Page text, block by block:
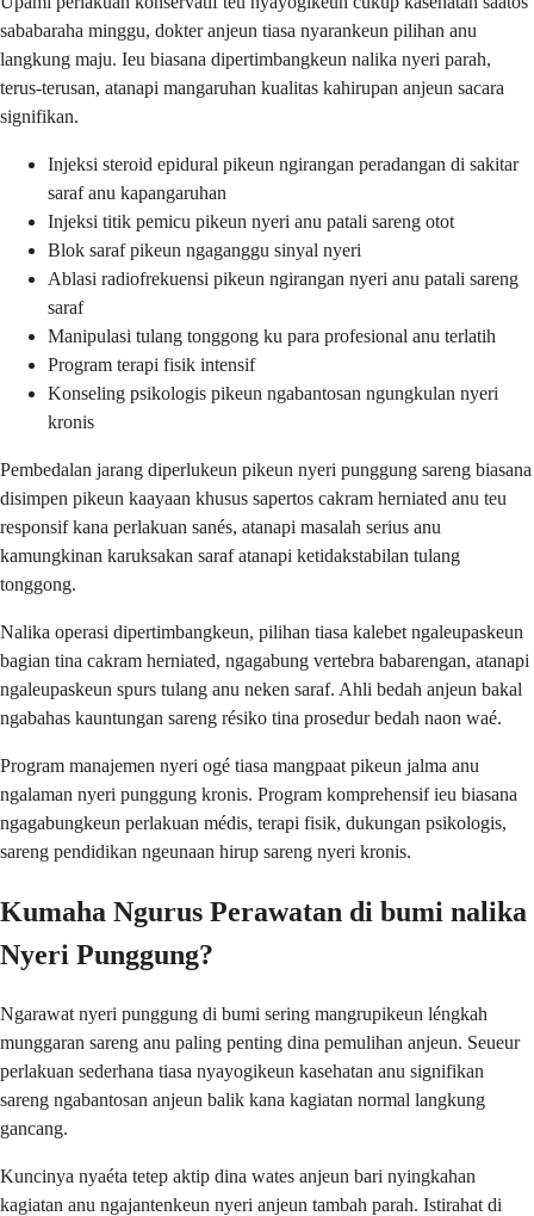
sababaraha minggu, dokter anjeun tiasa nyarankeun pilihan anu
langkung maju. Ieu biasana dipertimbangkeun nalika nyeri parah,
terus-terusan, atanapi mangaruhan kualitas kahirupan anjeun sacara
signifikan.
Injeksi steroid epidural pikeun ngirangan peradangan di sakitar
saraf anu kapangaruhan
Injeksi titik pemicu pikeun nyeri anu patali sareng otot
Blok saraf pikeun ngaganggu sinyal nyeri
Ablasi radiofrekuensi pikeun ngirangan nyeri anu patali sareng
saraf
Manipulasi tulang tonggong ku para profesional anu terlatih
Program terapi fisik intensif
Konseling psikologis pikeun ngabantosan ngungkulan nyeri
kronis
Pembedalan jarang diperlukeun pikeun nyeri punggung sareng biasana
disimpen pikeun kaayaan khusus sapertos cakram herniated anu teu
responsif kana perlakuan sanés, atanapi masalah serius anu
kamungkinan karuksakan saraf atanapi ketidakstabilan tulang
tonggong.
Nalika operasi dipertimbangkeun, pilihan tiasa kalebet ngaleupaskeun
bagian tina cakram herniated, ngagabung vertebra babarengan, atanapi
ngaleupaskeun spurs tulang anu neken saraf. Ahli bedah anjeun bakal
ngabahas kauntungan sareng résiko tina prosedur bedah naon waé.
Program manajemen nyeri ogé tiasa mangpaat pikeun jalma anu
ngalaman nyeri punggung kronis. Program komprehensif ieu biasana
ngagabungkeun perlakuan médis, terapi fisik, dukungan psikologis,
sareng pendidikan ngeunaan hirup sareng nyeri kronis.
Kumaha Ngurus Perawatan di bumi nalika
Nyeri Punggung?
Ngarawat nyeri punggung di bumi sering mangrupikeun léngkah
munggaran sareng anu paling penting dina pemulihan anjeun. Seueur
perlakuan sederhana tiasa nyayogikeun kasehatan anu signifikan
sareng ngabantosan anjeun balik kana kagiatan normal langkung
gancang.
Kuncinya nyaéta tetep aktip dina wates anjeun bari nyingkahan
kagiatan anu ngajantenkeun nyeri anjeun tambah parah. Istirahat di